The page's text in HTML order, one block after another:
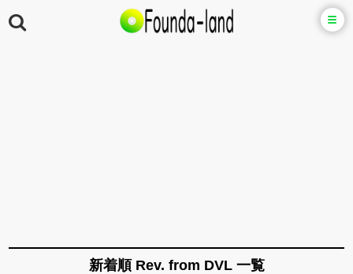
新着順 Rev. from DVL 一覧